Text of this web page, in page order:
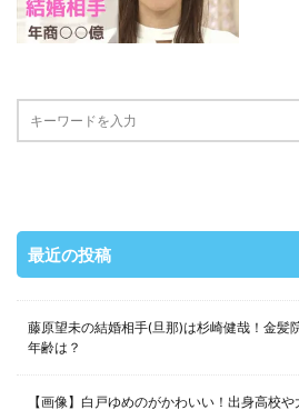
最近の投稿
藤原望未の結婚相手(旦那)は杉崎健哉！金髪
年齢は？
【画像】白戸ゆめのがかわいい！出身高校